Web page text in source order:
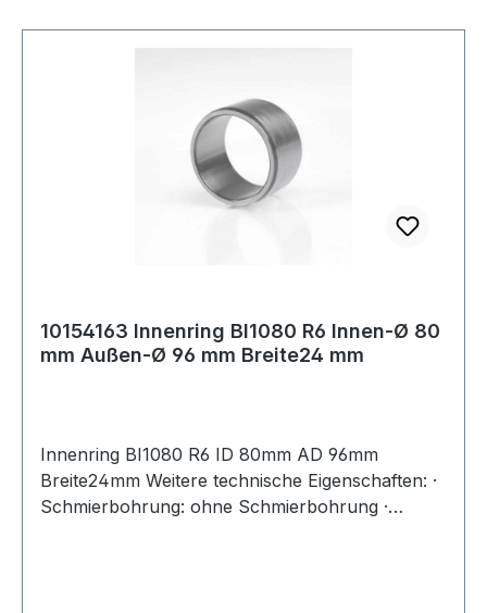
10154163 Innenring BI1080 R6 Innen-Ø 80
mm Außen-Ø 96 mm Breite24 mm
Innenring BI1080 R6 ID 80mm AD 96mm
Breite24mm Weitere technische Eigenschaften: ·
Schmierbohrung: ohne Schmierbohrung ·